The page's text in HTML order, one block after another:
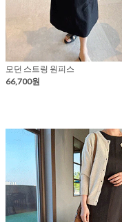
모던 스트링 원피스
66,700원